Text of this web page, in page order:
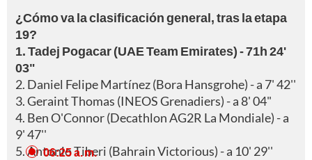
¿Cómo va la clasificación general, tras la etapa
19?
1. Tadej Pogacar (UAE Team Emirates) - 71h 24'
03"
2. Daniel Felipe Martínez (Bora Hansgrohe) - a 7' 42''
3. Geraint Thomas (INEOS Grenadiers) - a 8' 04"
4. Ben O'Connor (Decathlon AG2R La Mondiale) - a
9' 47''
5. Antonio Tiberi (Bahrain Victorious) - a 10' 29''
06:25 a. m.